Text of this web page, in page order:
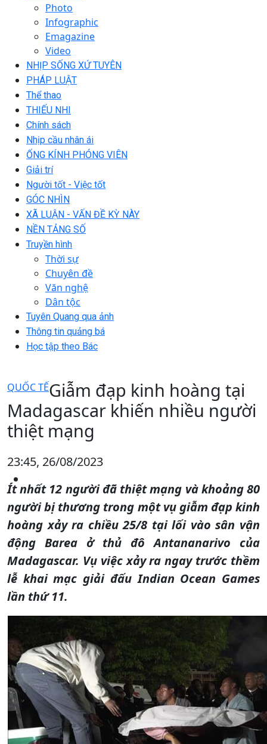
Photo
Infographic
Emagazine
Video
NHỊP SỐNG XỨ TUYÊN
PHÁP LUẬT
Thể thao
THIẾU NHI
Chính sách
Nhịp cầu nhân ái
ỐNG KÍNH PHÓNG VIÊN
Giải trí
Người tốt - Việc tốt
GÓC NHÌN
XÃ LUẬN - VẤN ĐỀ KỲ NÀY
NỀN TẢNG SỐ
Truyền hình
Thời sự
Chuyên đề
Văn nghệ
Dân tộc
Tuyên Quang qua ảnh
Thông tin quảng bá
Học tập theo Bác
QUỐC TẾGiẫm đạp kinh hoàng tại
Madagascar khiến nhiều người
thiệt mạng
23:45, 26/08/2023
Ít nhất 12 người đã thiệt mạng và khoảng 80
người bị thương trong một vụ giẫm đạp kinh
hoàng xảy ra chiều 25/8 tại lối vào sân vận
động Barea ở thủ đô Antananarivo của
Madagascar. Vụ việc xảy ra ngay trước thềm
lễ khai mạc giải đấu Indian Ocean Games
lần thứ 11.